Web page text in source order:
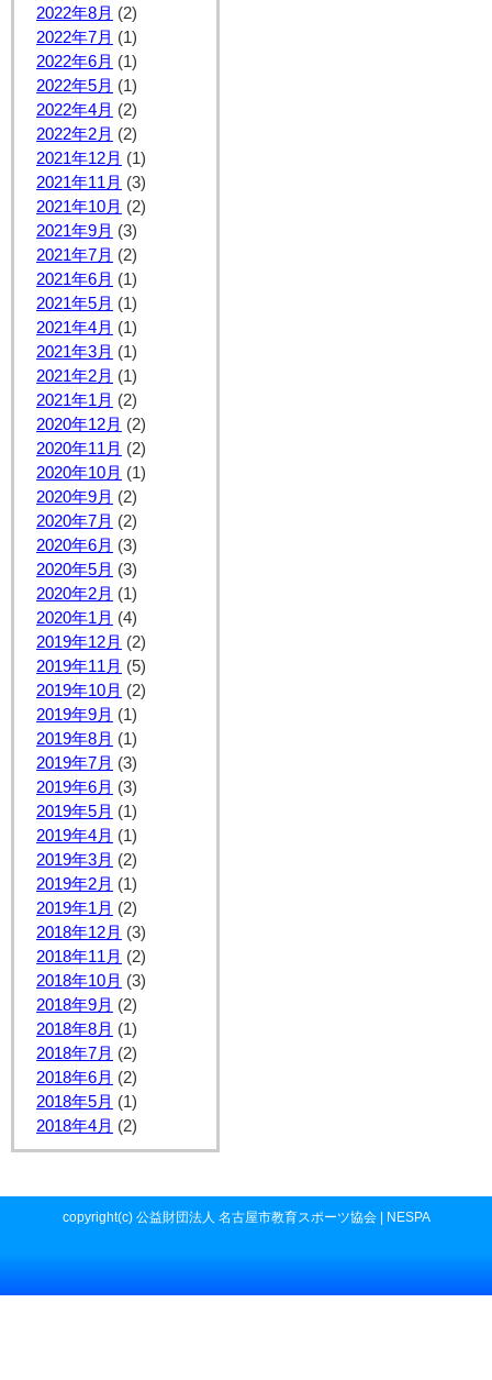
2022年8月 (2)
2022年7月 (1)
2022年6月 (1)
2022年5月 (1)
2022年4月 (2)
2022年2月 (2)
2021年12月 (1)
2021年11月 (3)
2021年10月 (2)
2021年9月 (3)
2021年7月 (2)
2021年6月 (1)
2021年5月 (1)
2021年4月 (1)
2021年3月 (1)
2021年2月 (1)
2021年1月 (2)
2020年12月 (2)
2020年11月 (2)
2020年10月 (1)
2020年9月 (2)
2020年7月 (2)
2020年6月 (3)
2020年5月 (3)
2020年2月 (1)
2020年1月 (4)
2019年12月 (2)
2019年11月 (5)
2019年10月 (2)
2019年9月 (1)
2019年8月 (1)
2019年7月 (3)
2019年6月 (3)
2019年5月 (1)
2019年4月 (1)
2019年3月 (2)
2019年2月 (1)
2019年1月 (2)
2018年12月 (3)
2018年11月 (2)
2018年10月 (3)
2018年9月 (2)
2018年8月 (1)
2018年7月 (2)
2018年6月 (2)
2018年5月 (1)
2018年4月 (2)
copyright(c) 公益財団法人 名古屋市教育スポーツ協会 | NESPA